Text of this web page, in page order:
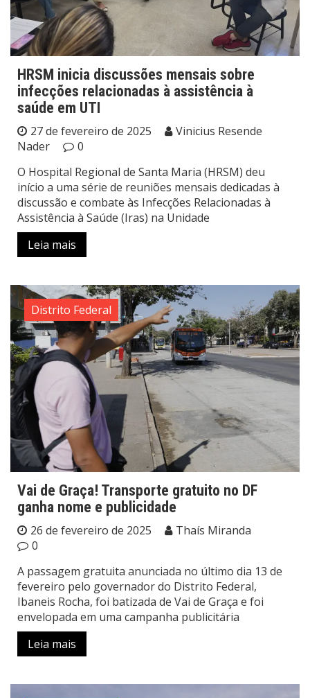
HRSM inicia discussões mensais sobre
infecções relacionadas à assistência à
saúde em UTI
27 de fevereiro de 2025
Vinicius Resende
Nader
0
O Hospital Regional de Santa Maria (HRSM) deu
início a uma série de reuniões mensais dedicadas à
discussão e combate às Infecções Relacionadas à
Assistência à Saúde (Iras) na Unidade
Leia mais
Distrito Federal
Vai de Graça! Transporte gratuito no DF
ganha nome e publicidade
26 de fevereiro de 2025
Thaís Miranda
0
A passagem gratuita anunciada no último dia 13 de
fevereiro pelo governador do Distrito Federal,
Ibaneis Rocha, foi batizada de Vai de Graça e foi
envelopada em uma campanha publicitária
Leia mais